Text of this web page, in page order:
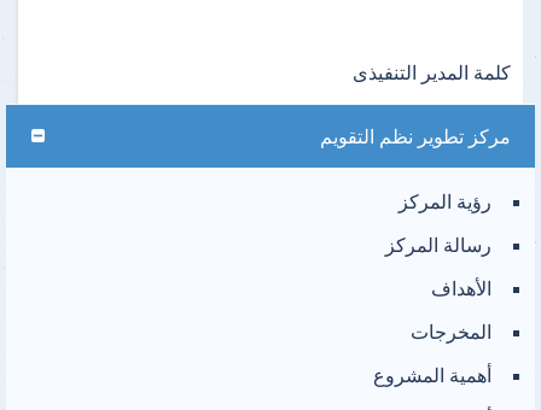
كلمة المدير التنفيذى
مركز تطوير نظم التقويم
رؤية المركز
رسالة المركز
الأهداف
المخرجات
أهمية المشروع